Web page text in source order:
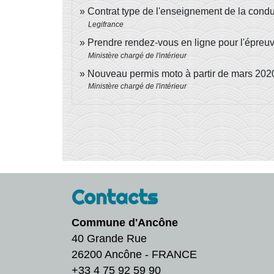
Contrat type de l'enseignement de la
Legifrance
Prendre rendez-vous en ligne pour
Ministère chargé de l'intérieur
Nouveau permis moto à partir de mars
Ministère chargé de l'intérieur
Contacts
Commune d'Ancône
40 Grande Rue
26200 Ancône - FRANCE
+33 4 75 92 59 90